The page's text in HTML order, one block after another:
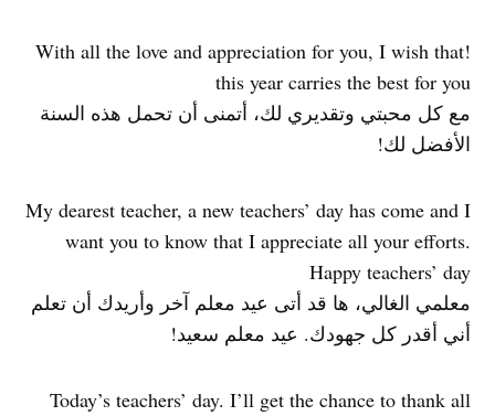
!With all the love and appreciation for you, I wish that
this year carries the best for you
مع كل محبتي وتقديري لك، أتمنى أن تحمل هذه السنة
الأفضل لك!
My dearest teacher, a new teachers’ day has come and I
want you to know that I appreciate all your efforts.
Happy teachers’ day
معلمي الغالي، ها قد أتى عيد معلم آخر وأريدك أن تعلم
أني أقدر كل جهودك. عيد معلم سعيد!
Today’s teachers’ day. I’ll get the chance to thank all